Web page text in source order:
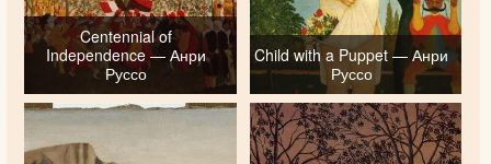
Centennial of
Independence — Анри
Руссо
Child with a Puppet — Анри
Руссо